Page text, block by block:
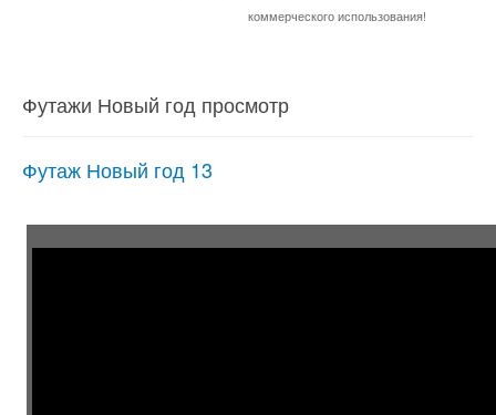
коммерческого использования!
Футажи Новый год просмотр
Футаж Новый год 13